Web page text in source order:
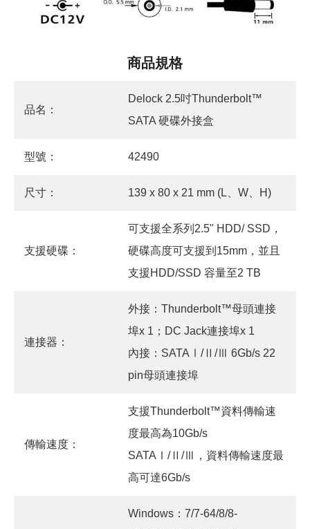
商品規格
品名：
Delock 2.5吋Thunderbolt™
SATA 硬碟外接盒
型號： 42490
尺寸： 139 x 80 x 21 mm (L、W、H)
支援硬碟：
可支援全系列2.5" HDD/ SSD，
硬碟高度可支援到15mm，並且
支援HDD/SSD 容量至2 TB
連接器：
外接：Thunderbolt™母頭連接
埠x 1；DC Jack連接埠x 1
內接：SATAⅠ/Ⅱ/Ⅲ 6Gb/s 22
pin母頭連接埠
傳輸速度：
支援Thunderbolt™資料傳輸速
度最高為10Gb/s
SATAⅠ/Ⅱ/Ⅲ，資料傳輸速度最
高可達6Gb/s
Windows：7/7-64/8/8-